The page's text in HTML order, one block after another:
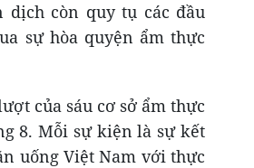
dịch còn quy tụ các đầu
sự hòa quyện ẩm thực
của sáu cơ sở ẩm thực
8. Mỗi sự kiện là sự kết
uống Việt Nam với thực